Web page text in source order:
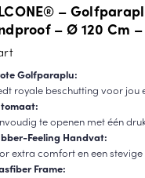
–
– Ø 120 Cm
Golfparaplu:
royale beschutting voor jou
te openen met één
Feeling Handvat:
extra comfort en een
Frame: